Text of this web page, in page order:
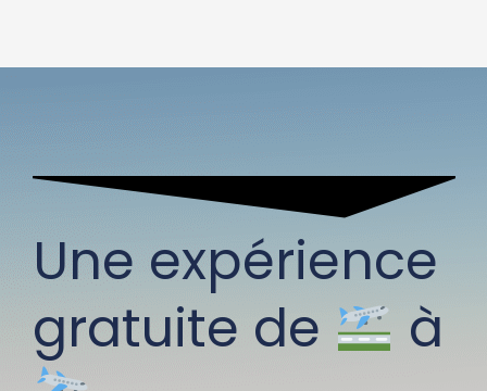
Une expérience
gratuite de
à